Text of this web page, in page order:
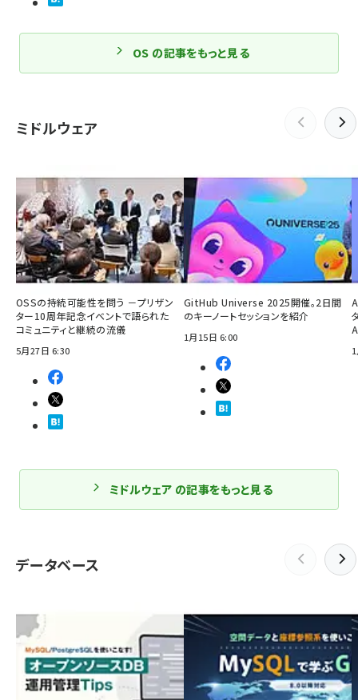
OS の記事をもっと見る
ミドルウェア
OSSの持続可能性を問う －プリザン
ター10周年記念イベントで語られた
コミュニティと継続の流儀
5月27日 6:30
GitHub Universe 2025開催。2日間
のキーノートセッションを紹介
1月15日 6:00
ミドルウェア の記事をもっと見る
データベース